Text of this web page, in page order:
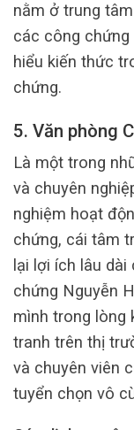
nằm ở trung
các công chứng
hiểu kiến thức
chứng.
5. Văn phòng
Là một trong
và chuyên
nghiệm hoạt
chứng, cái tâm
lại lợi ích lâu
chứng Nguyễn
mình trong lòng
tranh trên thị
và chuyên viên
tuyển chọn vô